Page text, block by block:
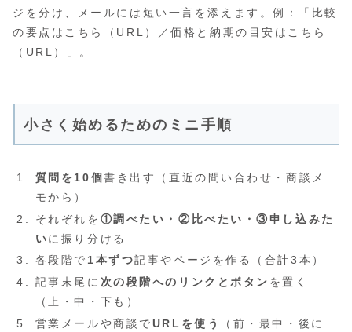
ジを分け、メールには短い一言を添えます。例：「比較
の要点はこちら（URL）／価格と納期の目安はこちら
（URL）」。
小さく始めるためのミニ手順
質問を10個書き出す（直近の問い合わせ・商談メ
モから）
それぞれを ①調べたい・②比べたい・③申し込みた
いに振り分ける
各段階で 1本ずつ記事やページを作る（合計3本）
記事末尾に 次の段階へのリンクとボタン を置く
（上・中・下も）
営業メールや商談でURLを使う
（前・最中・後に